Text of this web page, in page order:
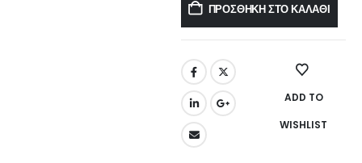
ΠΡΟΣΘΉΚΗ ΣΤΟ ΚΑΛΆΘΙ
ADD TO
WISHLIST